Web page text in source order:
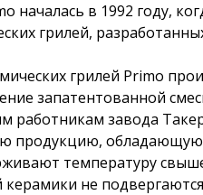
началась в 1992 году,
грилей,
грилей Primo
запатентованной
работникам завода
продукцию,
температуру
не